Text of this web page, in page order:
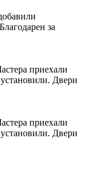
за
приехали
Двери
приехали
Двери